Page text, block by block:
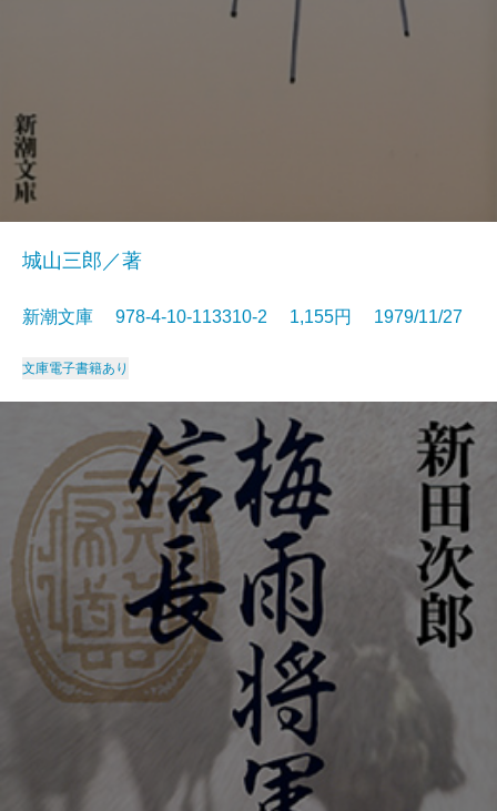
城山三郎／著
新潮文庫 978-4-10-113310-2 1,155円 1979/11/27
文庫電子書籍あり